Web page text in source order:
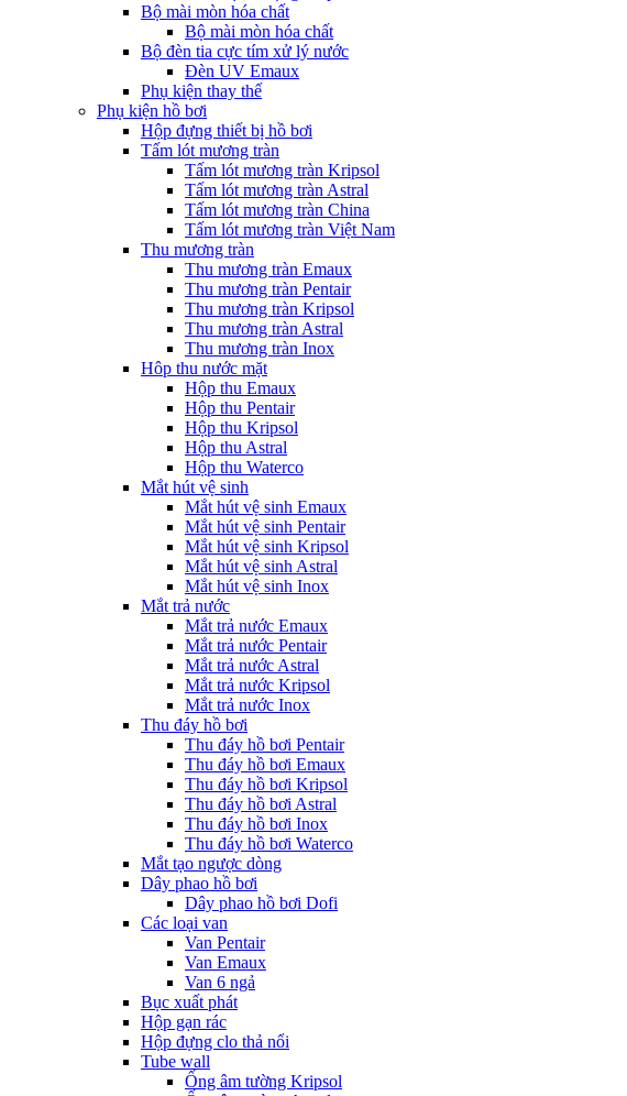
Bộ mài mòn hóa chất
Bộ mài mòn hóa chất
Bộ đèn tia cực tím xử lý nước
Đèn UV Emaux
Phụ kiện thay thế
Phụ kiện hồ bơi
Hộp đựng thiết bị hồ bơi
Tấm lót mương tràn
Tấm lót mương tràn Kripsol
Tấm lót mương tràn Astral
Tấm lót mương tràn China
Tấm lót mương tràn Việt Nam
Thu mương tràn
Thu mương tràn Emaux
Thu mương tràn Pentair
Thu mương tràn Kripsol
Thu mương tràn Astral
Thu mương tràn Inox
Hôp thu nước mặt
Hộp thu Emaux
Hộp thu Pentair
Hộp thu Kripsol
Hộp thu Astral
Hộp thu Waterco
Mắt hút vệ sinh
Mắt hút vệ sinh Emaux
Mắt hút vệ sinh Pentair
Mắt hút vệ sinh Kripsol
Mắt hút vệ sinh Astral
Mắt hút vệ sinh Inox
Mắt trả nước
Mắt trả nước Emaux
Mắt trả nước Pentair
Mắt trả nước Astral
Mắt trả nước Kripsol
Mắt trả nước Inox
Thu đáy hồ bơi
Thu đáy hồ bơi Pentair
Thu đáy hồ bơi Emaux
Thu đáy hồ bơi Kripsol
Thu đáy hồ bơi Astral
Thu đáy hồ bơi Inox
Thu đáy hồ bơi Waterco
Mắt tạo ngược dòng
Dây phao hồ bơi
Dây phao hồ bơi Dofi
Các loại van
Van Pentair
Van Emaux
Van 6 ngả
Bục xuất phát
Hộp gạn rác
Hộp đựng clo thả nổi
Tube wall
Ống âm tường Kripsol